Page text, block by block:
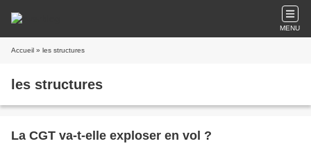
MENU
Accueil » les structures
les structures
La CGT va-t-elle exploser en vol ?